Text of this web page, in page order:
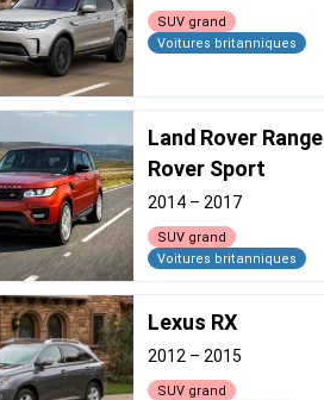
SUV grand
Voitures britanniques
Land Rover Range
Rover Sport
2014 – 2017
SUV grand
Voitures britanniques
Lexus RX
2012 – 2015
SUV grand